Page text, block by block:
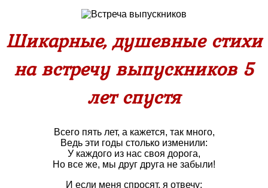
Шикарные, душевные стихи
на встречу выпускников 5
лет спустя
Всего пять лет, а кажется, так много,
Ведь эти годы столько изменили:
У каждого из нас своя дорога,
Но все же, мы друг друга не забыли!
И если меня спросят, я отвечу: